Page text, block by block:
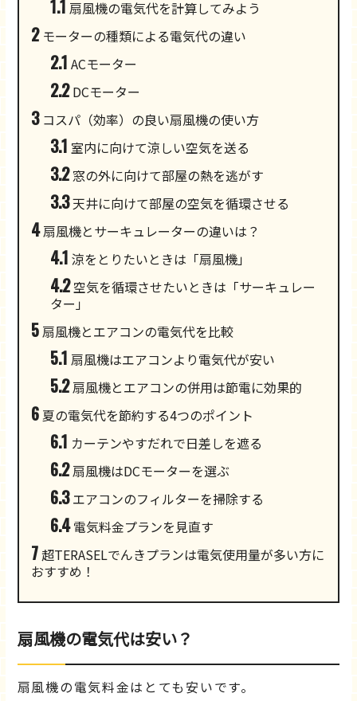
1.1 扇風機の電気代を計算してみよう
2モーターの種類による電気代の違い
2.1 ACモーター
2.2DCモーター
3コスパ（効率）の良い扇風機の使い方
3.1 室内に向けて涼しい空気を送る
3.2窓の外に向けて部屋の熱を逃がす
3.3天井に向けて部屋の空気を循環させる
4扇風機とサーキュレーターの違いは？
4.1 涼をとりたいときは「扇風機」
4.2空気を循環させたいときは「サーキュレー
ター」
5扇風機とエアコンの電気代を比較
5.1 扇風機はエアコンより電気代が安い
5.2扇風機とエアコンの併用は節電に効果的
6夏の電気代を節約する4つのポイント
6.1 カーテンやすだれで日差しを遮る
6.2扇風機はDCモーターを選ぶ
6.3エアコンのフィルターを掃除する
6.4電気料金プランを見直す
7超TERASELでんきプランは電気使用量が多い方に
おすすめ！
扇風機の電気代は安い？
扇風機の電気料金はとても安いです。